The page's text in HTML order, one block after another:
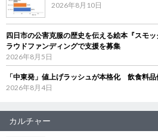
2026年8月10日
四日市の公害克服の歴史を伝える絵本『スモ
ラウドファンディングで支援を募集
2026年8月5日
「中東発」値上げラッシュが本格化 飲食料
2026年8月4日
カルチャー